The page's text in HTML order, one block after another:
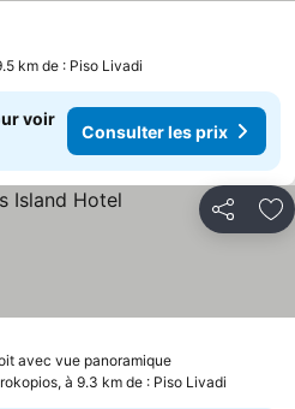
km de : Piso Livadi
voir
Consulter les prix
Partager
avec vue panoramique
à 9.3 km de : Piso Livadi